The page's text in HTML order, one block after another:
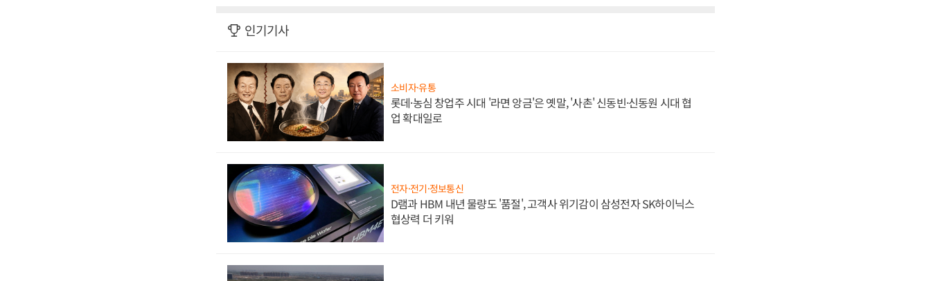
인기기사
소비자·유통
롯데·농심 창업주 시대 '라면 앙금'은 옛말, '사촌' 신동빈·신동원 시대 협
업 확대일로
전자·전기·정보통신
D램과 HBM 내년 물량도 '품절', 고객사 위기감이 삼성전자 SK하이닉스
협상력 더 키워